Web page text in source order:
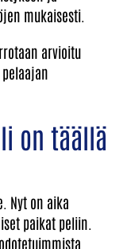
mukaisesti.
arvioitu
on täällä
Nyt on aika
paikat peliin.